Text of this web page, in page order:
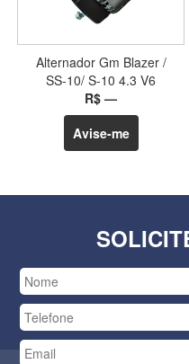
Alternador Gm Blazer /
SS-10/ S-10 4.3 V6
R$ —
Avise-me